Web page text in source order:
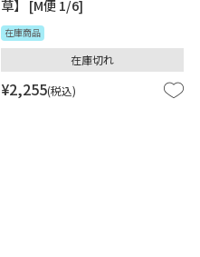
草】 [M便 1/6]
在庫商品
¥2,255 税込
在庫切れ